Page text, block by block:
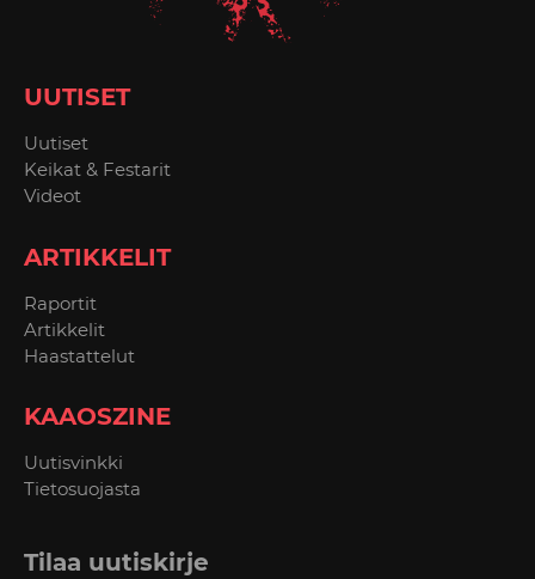
UUTISET
Uutiset
Keikat & Festarit
Videot
ARTIKKELIT
Raportit
Artikkelit
Haastattelut
KAAOSZINE
Uutisvinkki
Tietosuojasta
Tilaa uutiskirje